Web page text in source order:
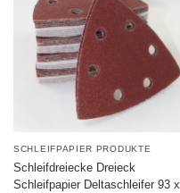
SCHLEIFPAPIER PRODUKTE
Schleifdreiecke Dreieck
Schleifpapier Deltaschleifer 93 x